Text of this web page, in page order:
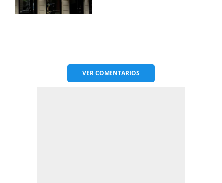
VERCOMENTARIOS